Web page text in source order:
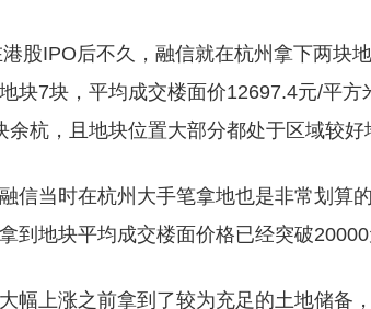
股IPO后不久，融信就在杭州拿下两块
块7块，平均成交楼面价12697.4元/平
余杭，且地块位置大部分都处于区域较好
信当时在杭州大手笔拿地也是非常划算
到地块平均成交楼面价格已经突破
幅上涨之前拿到了较为充足的土地储备